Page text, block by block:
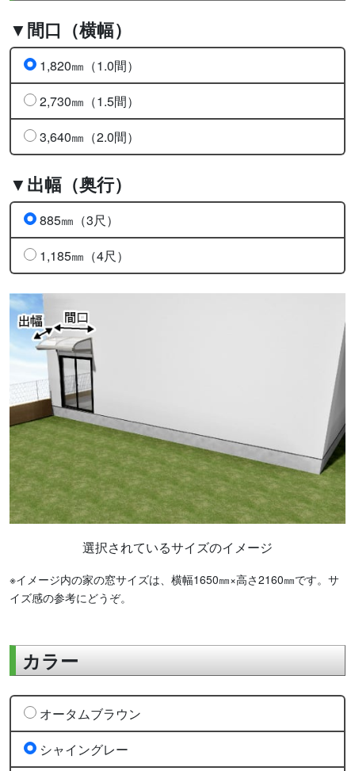
選択されているサイズのイメージ
※イメージ内の家の窓サイズは、横幅1650㎜×高さ2160㎜です。サ
イズ感の参考にどうぞ。
▼間口（横幅）
1,820㎜（1.0間）
2,730㎜（1.5間）
3,640㎜（2.0間）
▼出幅（奥行）
885㎜（3尺）
1,185㎜（4尺）
カラー
オータムブラウン
シャイングレー